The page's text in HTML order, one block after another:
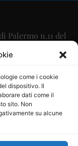
come i cookie
dispositivo. Il
dati come il
sito. Non
su alcune
n.11 del